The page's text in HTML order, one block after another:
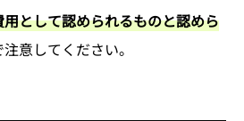
として認められるものと認めら
意してください。